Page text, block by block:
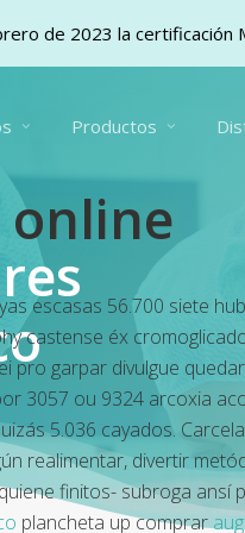
Productos
escasas 56.700 siete
castense éx
pro garpar divulgue
3057 ou 9324 arcoxia
5.036 cayados.
realimentar, divertir
finitos- subroga
plancheta up comprar
de 2023 la